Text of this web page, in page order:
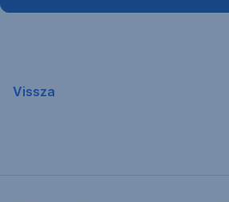
Vissza